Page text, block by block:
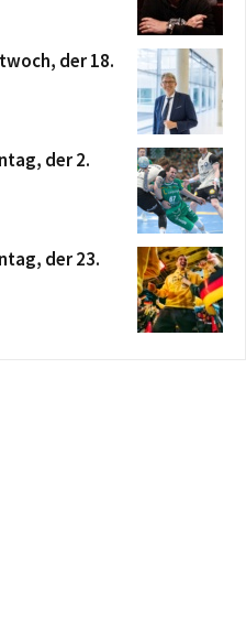
der 18.
der 2.
der 23.